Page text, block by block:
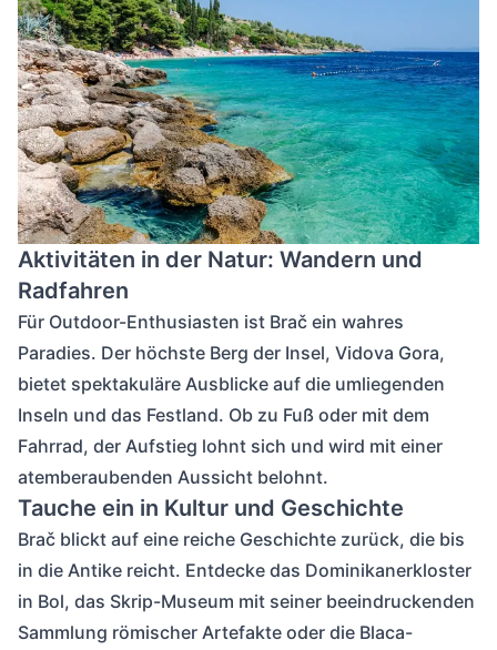
Malerische Küstenlandschaft auf der Insel Brac mit kristallklarem,
Aktivitäten in der Natur: Wandern und
Radfahren
Für Outdoor-Enthusiasten ist Brač ein wahres
Paradies. Der höchste Berg der Insel, Vidova Gora,
bietet spektakuläre Ausblicke auf die umliegenden
Inseln und das Festland. Ob zu Fuß oder mit dem
Fahrrad, der Aufstieg lohnt sich und wird mit einer
atemberaubenden Aussicht belohnt.
Tauche ein in Kultur und Geschichte
Brač blickt auf eine reiche Geschichte zurück, die bis
in die Antike reicht. Entdecke das Dominikanerkloster
in Bol, das Skrip-Museum mit seiner beeindruckenden
Sammlung römischer Artefakte oder die Blaca-